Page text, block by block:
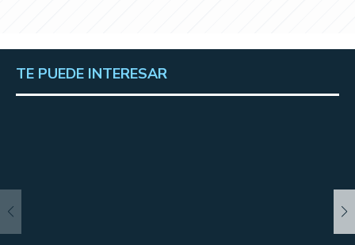
TE PUEDE INTERESAR